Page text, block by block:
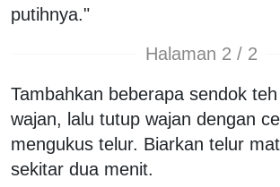
putihnya."
Halaman 2 / 2
Tambahkan beberapa sendok
wajan, lalu tutup wajan dengan
mengukus telur. Biarkan telur
sekitar dua menit.